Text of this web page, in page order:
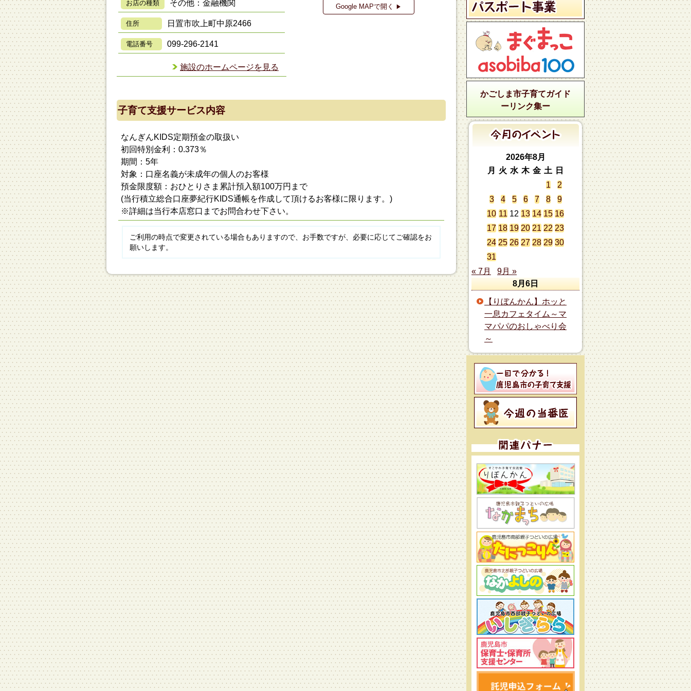
Google MAPで開く ▶
お店の種類 その他：金融機関
住所 日置市吹上町中原2466
電話番号 099-296-2141
施設のホームページを見る
子育て支援サービス内容
なんぎんKIDS定期預金の取扱い
初回特別金利：0.373％
期間：5年
対象：口座名義が未成年の個人のお客様
預金限度額：おひとりさま累計預入額100万円まで
(当行積立総合口座夢紀行KIDS通帳を作成して頂けるお客様に限ります。)
※詳細は当行本店窓口までお問合わせ下さい。
ご利用の時点で変更されている場合もありますので、お手数ですが、必要に応じてご確認をお
願いします。
かごしま市子育てガイド
ーリンク集ー
2026年8月
月
火 水 木 金 土
日
1
2
3
4 5 6 7 8
9
10 11 12 13 14 15 16
17 18 19 20 21 22 23
24 25 26 27 28 29 30
31
« 7月
9月 »
8月6日
【りぼんかん】ホッと
一息カフェタイム～マ
マパパのおしゃべり会
～